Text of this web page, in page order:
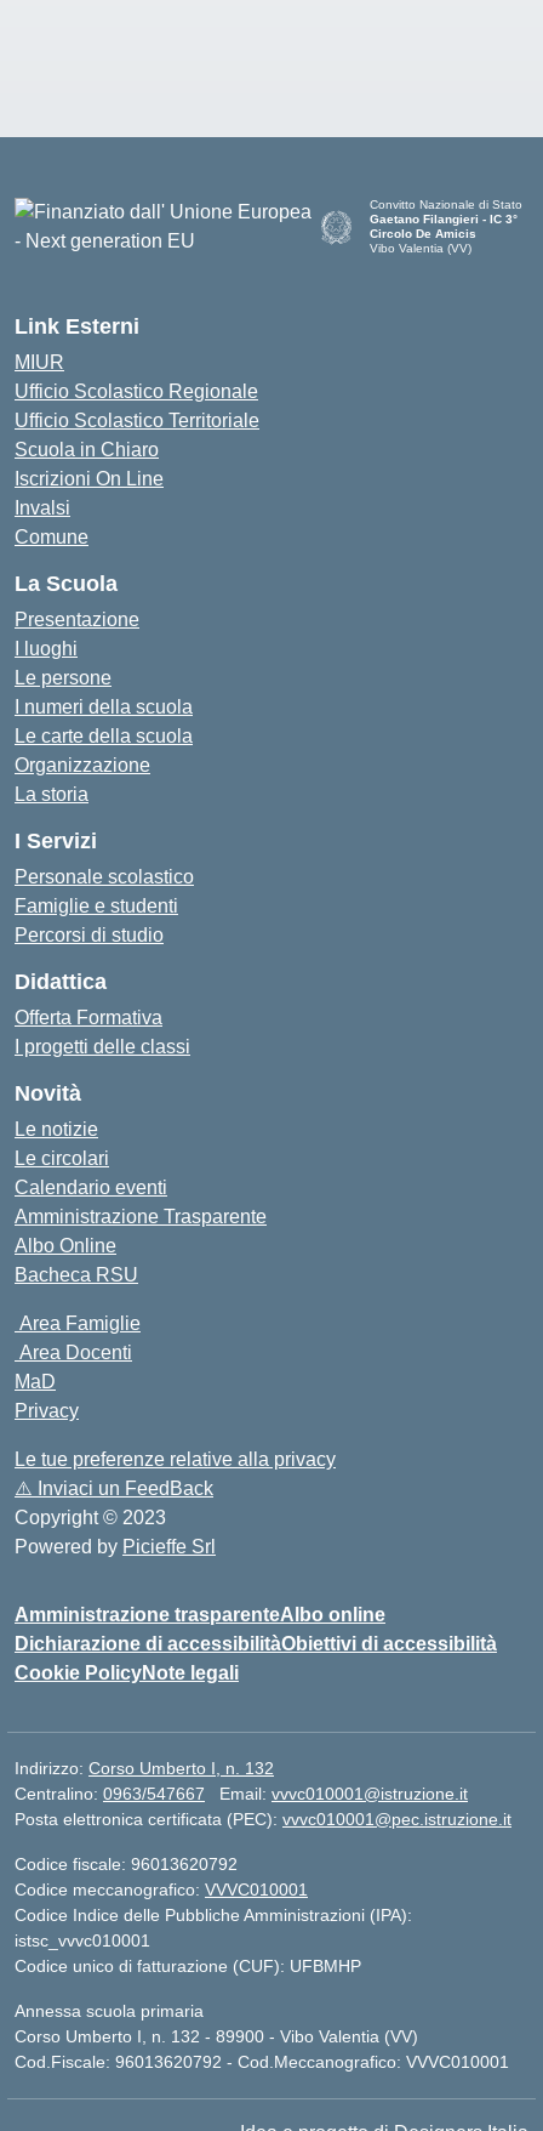
Convitto Nazionale di Stato
Gaetano Filangieri - IC 3°
Circolo De Amicis
Vibo Valentia (VV)
Link Esterni
MIUR
Ufficio Scolastico Regionale
Ufficio Scolastico Territoriale
Scuola in Chiaro
Iscrizioni On Line
Invalsi
Comune
La Scuola
Presentazione
I luoghi
Le persone
I numeri della scuola
Le carte della scuola
Organizzazione
La storia
I Servizi
Personale scolastico
Famiglie e studenti
Percorsi di studio
Didattica
Offerta Formativa
I progetti delle classi
Novità
Le notizie
Le circolari
Calendario eventi
Amministrazione Trasparente
Albo Online
Bacheca RSU
Area Famiglie
Area Docenti
MaD
Privacy
Le tue preferenze relative alla privacy
⚠️ Inviaci un FeedBack
Copyright © 2023
Powered by Picieffe Srl
Amministrazione trasparenteAlbo online
Dichiarazione di accessibilitàObiettivi di accessibilità
Cookie PolicyNote legali
Indirizzo: Corso Umberto I, n. 132
Centralino: 0963/547667 Email: vvvc010001@istruzione.it
Posta elettronica certificata (PEC): vvvc010001@pec.istruzione.it
Codice fiscale: 96013620792
Codice meccanografico: VVVC010001
Codice Indice delle Pubbliche Amministrazioni (IPA):
istsc_vvvc010001
Codice unico di fatturazione (CUF): UFBMHP
Annessa scuola primaria
Corso Umberto I, n. 132 - 89900 - Vibo Valentia (VV)
Cod.Fiscale: 96013620792 - Cod.Meccanografico: VVVC010001